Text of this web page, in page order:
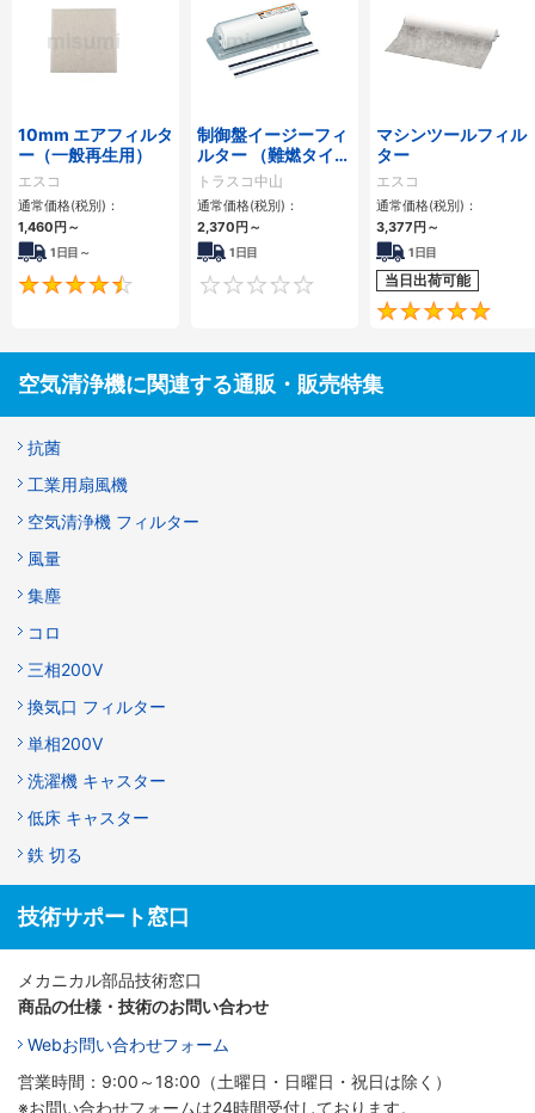
10mm エアフィルタ
ー（一般再生用）
エスコ
通常価格(税別)：
1,460円 ～
1日目～
4.5
制御盤イージーフィ
ルター （難燃タイ
プ）
トラスコ中山
通常価格(税別)：
2,370円 ～
1日目
0
マシンツールフィル
ター
エスコ
通常価格(税別)：
3,377円 ～
1日目
当日出荷可能
空気清浄機に関連する通販・販売特集
抗菌
工業用扇風機
空気清浄機 フィルター
風量
集塵
コロ
三相200V
換気口 フィルター
単相200V
洗濯機 キャスター
低床 キャスター
鉄 切る
技術サポート窓口
メカニカル部品技術窓口
商品の仕様・技術のお問い合わせ
Webお問い合わせフォーム
営業時間：9:00～18:00（土曜日・日曜日・祝日は除く）
※お問い合わせフォームは24時間受付しております。